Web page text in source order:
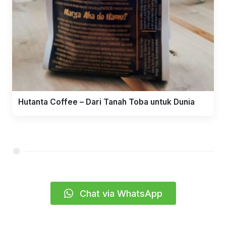
Hutanta Coffee – Dari Tanah Toba untuk Dunia
Chat via WhatsApp